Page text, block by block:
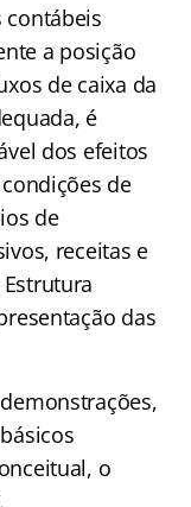
contábeis
a posição
de caixa da
é
dos efeitos
de
de
receitas e
das
o